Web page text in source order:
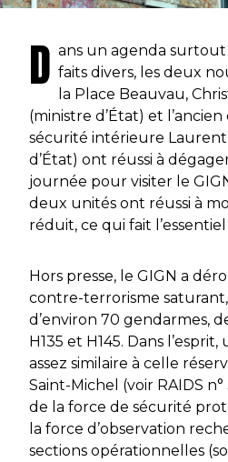
D ans un agenda
faits divers, les deux
la Place Beauvau,
(ministre d’État) et
sécurité intérieure
d’État) ont réussi à
journée pour visiter le
deux unités ont réussi à
réduit, ce qui fait
Hors presse, le GIGN a
contre-terrorisme saturant,
d’environ 70 gendarmes,
H135 et H145. Dans
assez similaire à celle
Saint-Michel (voir RAIDS
de la force de sécurité
la force d’observation
sections opérationnelles